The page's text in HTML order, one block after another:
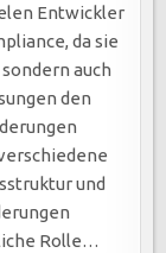
COMPLIANCE:
SOFTWARELÖSUNGEN
Entwickler
da sie
auch
den
und
Rolle…